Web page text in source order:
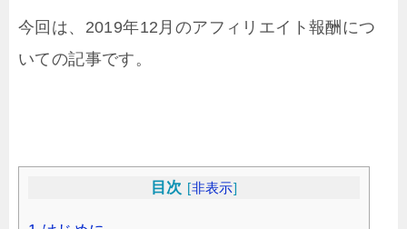
今回は、2019年12月のアフィリエイト報酬につ
いての記事です。
目次 [非表示]